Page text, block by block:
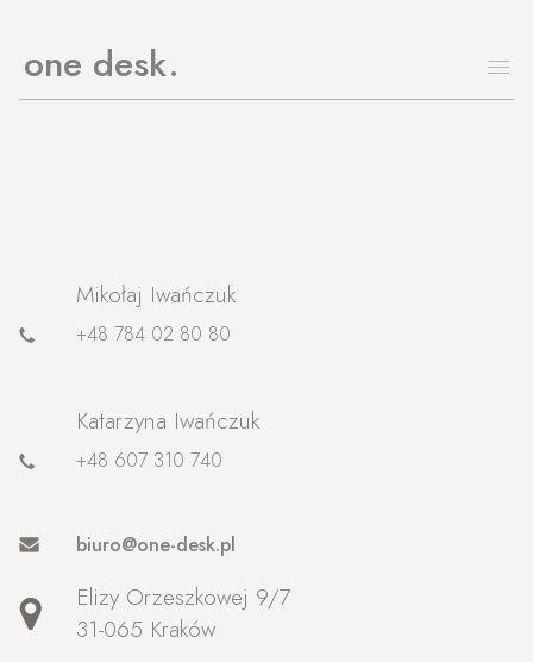
one desk
Mikołaj Iwańczuk
+48 784 02 80 80
Katarzyna Iwańczuk
+48 607 310 740
biuro@one-desk.pl
Elizy Orzeszkowej 9/7
31-065 Kraków